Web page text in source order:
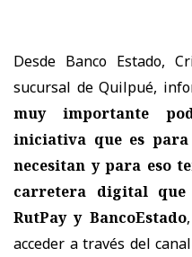
Desde Banco Estado,
sucursal de Quilpué,
muy importante
iniciativa que es
necesitan y para eso
carretera digital
RutPay y BancoEstado
acceder a través del